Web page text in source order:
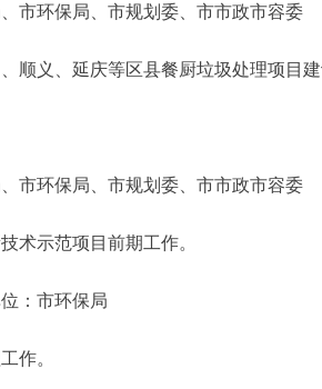
环保局、市规划委、市市政市容委
义、延庆等区县餐厨垃圾处理项目建
环保局、市规划委、市市政市容委
示范项目前期工作。
：市环保局
作。